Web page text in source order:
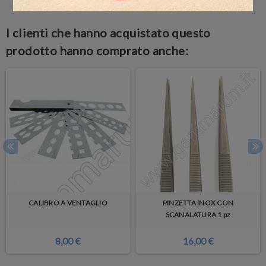
I clienti che hanno acquistato questo
prodotto hanno comprato anche:
CALIBRO A VENTAGLIO
8,00 €
PINZETTA INOX CON
SCANALATURA 1 pz
16,00 €